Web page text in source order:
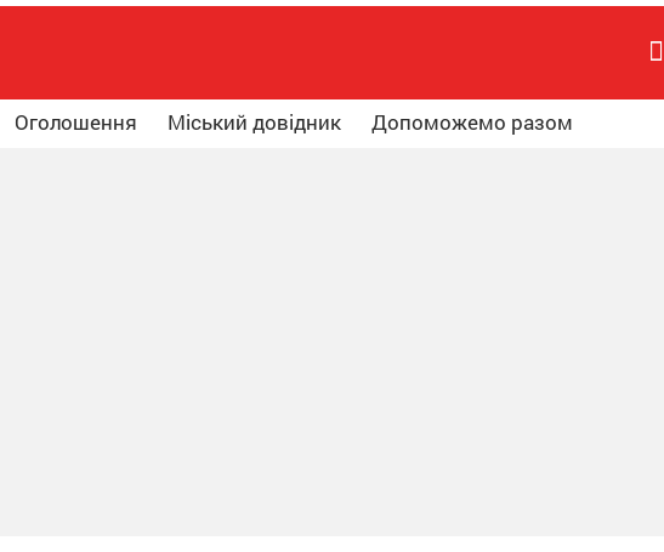
Оголошення Міський довідник Допоможемо разом